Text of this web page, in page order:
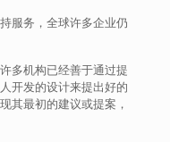
服务，全球许多企业仍
多机构已经善于通过提
开发的设计来提出好的
其最初的建议或提案，